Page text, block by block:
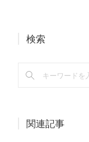
検索
関連記事